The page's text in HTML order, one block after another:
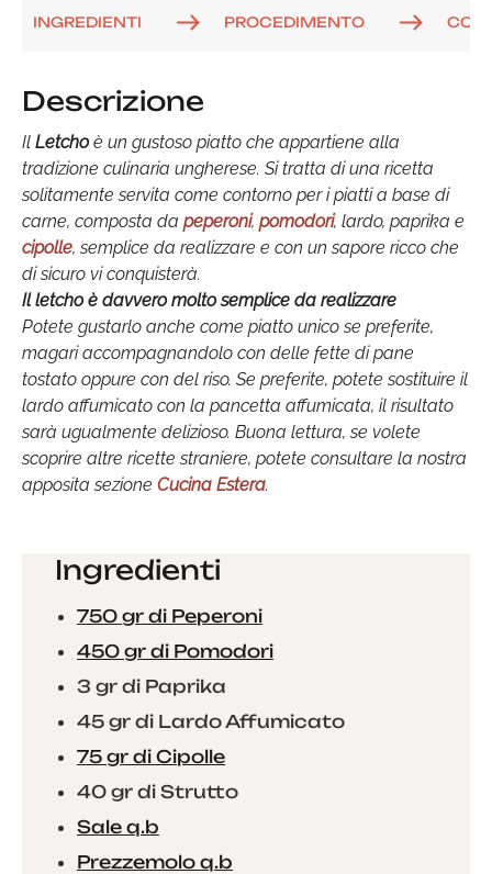
INGREDIENTI PROCEDIMENTO
Descrizione
Il Letchoè un gustoso piatto che appartiene alla
tradizione culinaria ungherese. Si tratta di una ricetta
solitamente servita come contorno per i piatti a base di
carne, composta da peperoni, pomodori, lardo, paprika e
cipolle, semplice da realizzare e con un sapore ricco che
di sicuro vi conquisterà.
Il letcho è davvero molto semplice da realizzare
Potete gustarlo anche come piatto unico se preferite,
magari accompagnandolo con delle fette di pane
tostato oppure con del riso. Se preferite, potete sostituire il
lardo affumicato con la pancetta affumicata, il risultato
sarà ugualmente delizioso. Buona lettura, se volete
scoprire altre ricette straniere, potete consultare la nostra
apposita sezione Cucina Estera.
Ingredienti
750 gr di Peperoni
450 gr di Pomodori
3 gr di Paprika
45 gr di Lardo Affumicato
75 gr di Cipolle
40 gr di Strutto
Sale q.b
Prezzemolo q.b